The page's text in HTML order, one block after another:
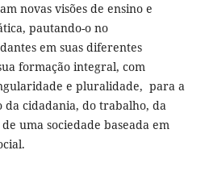
novas visões de ensino e
pautando-o no
em suas diferentes
formação integral, com
e pluralidade, para a
da cidadania, do trabalho, da
uma sociedade baseada em